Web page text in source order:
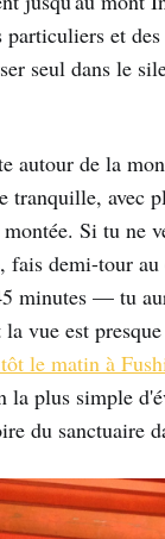
particuliers et
seul dans le
autour de la
tranquille, avec
Si tu ne
fais demi-tour au
minutes — tu
vue est
le matin à
la plus simple
du sanctuaire